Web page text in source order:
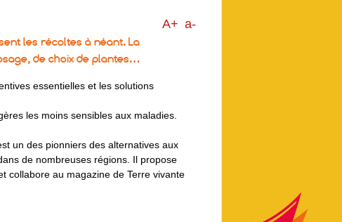
A+ a-
les récoltes à néant. La
de choix de plantes…
essentielles et les solutions
les moins sensibles aux maladies.
un des pionniers des alternatives aux
de nombreuses régions. Il propose
collabore au magazine de Terre vivante